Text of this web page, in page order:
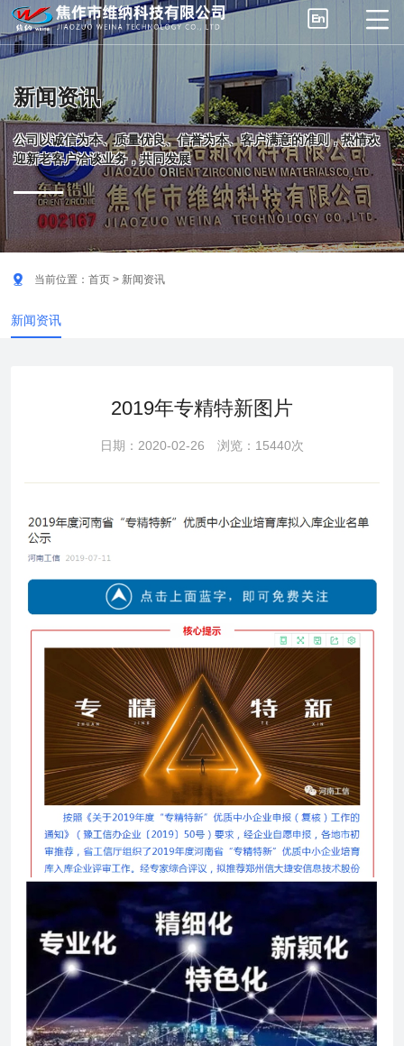
 
新闻资讯
公司以诚信为本、质量优良、信誉为本、客户满意的准则，热情欢
迎新老客户洽谈业务，共同发展
新闻资讯
 当前位置： 首页 > 新闻资讯
2019年专精特新图片
日期：2020-02-26 浏览：15440次